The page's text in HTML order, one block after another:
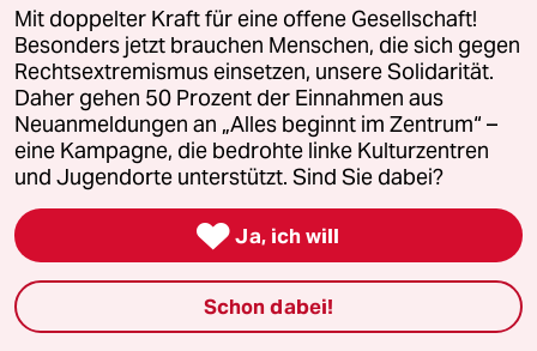
eigenen politischen Vorstellungen
eine große Rolle beim Beurteilen von
Sanktionen oder gar
Militäraktionen.Linke kritisieren
tendenziell im Besonderen
amerikanische Militäraktionen und
Rechte reden lieber über russische
wobei das Verhältnis der AfD zu
Russland meiner Meinung nach eine
Und bei der Beurteilung von
Mit doppelter Kraft für eine offene Gesellschaft!
Besonders jetzt brauchen Menschen, die sich gegen
Rechtsextremismus einsetzen, unsere Solidarität.
Daher gehen 50 Prozent der Einnahmen aus
Neuanmeldungen an „Alles beginnt im Zentrum“ –
eine Kampagne, die bedrohte linke Kulturzentren
und Jugendorte unterstützt. Sind Sie dabei?
 Ja, ich will
Schon dabei!